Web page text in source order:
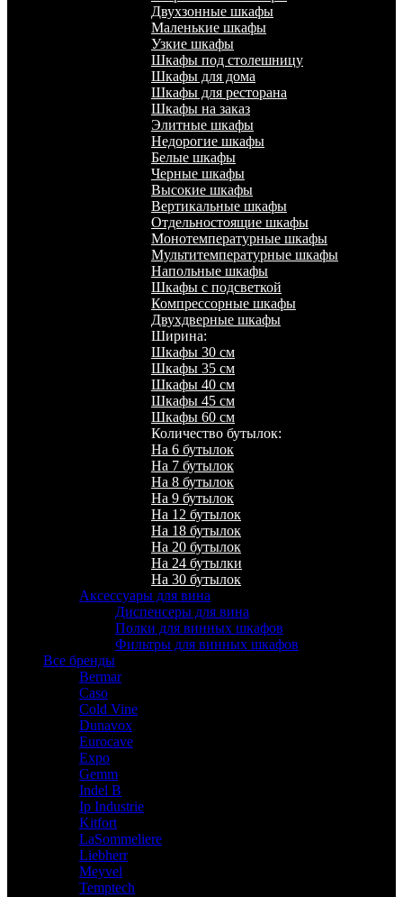
Двухзонные шкафы
Маленькие шкафы
Узкие шкафы
Шкафы под столешницу
Шкафы для дома
Шкафы для ресторана
Шкафы на заказ
Элитные шкафы
Недорогие шкафы
Белые шкафы
Черные шкафы
Высокие шкафы
Вертикальные шкафы
Отдельностоящие шкафы
Монотемпературные шкафы
Мультитемпературные шкафы
Напольные шкафы
Шкафы с подсветкой
Компрессорные шкафы
Двухдверные шкафы
Ширина:
Шкафы 30 см
Шкафы 35 см
Шкафы 40 см
Шкафы 45 см
Шкафы 60 см
Количество бутылок:
На 6 бутылок
На 7 бутылок
На 8 бутылок
На 9 бутылок
На 12 бутылок
На 18 бутылок
На 20 бутылок
На 24 бутылки
На 30 бутылок
Аксессуары для вина
Диспенсеры для вина
Полки для винных шкафов
Фильтры для винных шкафов
Все бренды
Bermar
Caso
Cold Vine
Dunavox
Eurocave
Expo
Gemm
Indel B
Ip Industrie
Kitfort
LaSommeliere
Liebherr
Meyvel
Temptech